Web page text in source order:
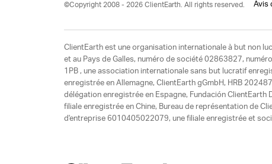
©Copyright 2008 - 2026 ClientEarth. All rights reserved. Avis
ClientEarth est une organisation internationale à but non
et au Pays de Galles, numéro de société 02863827,
1PB , une association internationale sans but lucratif
enregistrée en Allemagne, ClientEarth gGmbH, HRB
délégation enregistrée en Espagne, Fundación ClientEarth
filiale enregistrée en Chine, Bureau de représentation de
d'entreprise 6010405022079, une filiale enregistrée et